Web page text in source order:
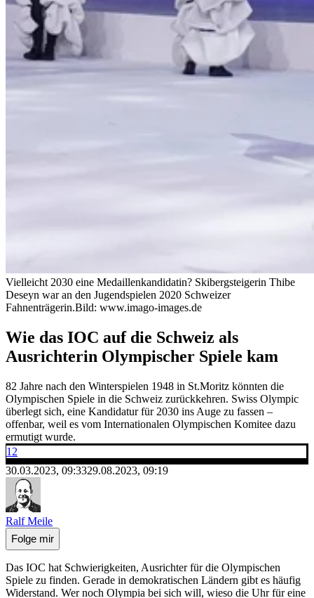
Vielleicht 2030 eine Medaillenkandidatin? Skibergsteigerin Thibe
Deseyn war an den Jugendspielen 2020 Schweizer
Fahnenträgerin.Bild: www.imago-images.de
Wie das IOC auf die Schweiz als
Ausrichterin Olympischer Spiele kam
82 Jahre nach den Winterspielen 1948 in St.Moritz könnten die
Olympischen Spiele in die Schweiz zurückkehren. Swiss Olympic
überlegt sich, eine Kandidatur für 2030 ins Auge zu fassen –
offenbar, weil es vom Internationalen Olympischen Komitee dazu
ermutigt wurde.
12
30.03.2023, 09:3329.08.2023, 09:19
Ralf Meile
Folge mir
Das IOC hat Schwierigkeiten, Ausrichter für die Olympischen
Spiele zu finden. Gerade in demokratischen Ländern gibt es häufig
Widerstand. Wer noch Olympia bei sich will, wieso die Uhr für eine